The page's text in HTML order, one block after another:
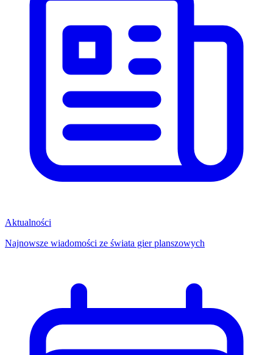
Aktualności
Najnowsze wiadomości ze świata gier planszowych